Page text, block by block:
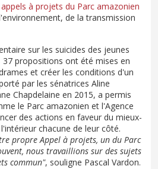
appels à projets du Parc amazonien
de la transmission
sur les suicides des jeunes
37 propositions ont été mises en
et créer les conditions d'un
par les sénatrices Aline
Chapdelaine en 2015, a permis
le Parc amazonien et l'Agence
des actions en faveur du mieux-
chacune de leur côté.
propre Appel à projets, un du Parc
nous travaillions sur des sujets
commun", souligne Pascal Vardon.